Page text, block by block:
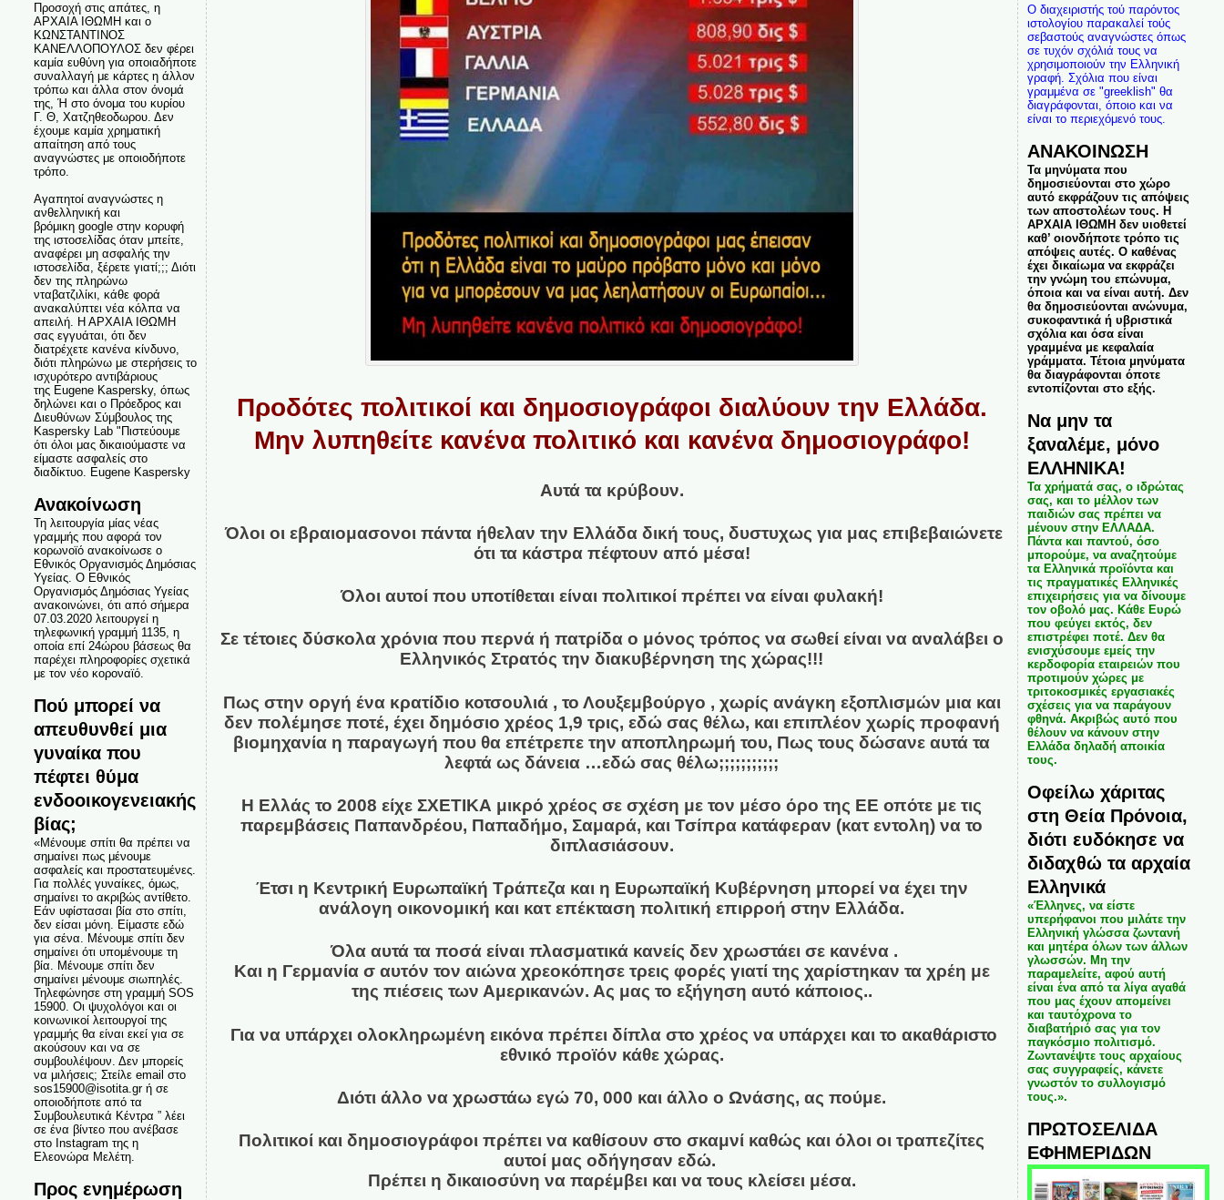
Προσοχή στις απάτες, η
ΑΡΧΑΙΑ ΙΘΩΜΗ και ο
ΚΩΝΣΤΑΝΤΙΝΟΣ
ΚΑΝΕΛΛΟΠΟΥΛΟΣ δεν φέρει
καμία ευθύνη για οποιαδήποτε
συναλλαγή με κάρτες η άλλον
τρόπω και άλλα στον όνομά
της, Ή στο όνομα του κυρίου
Γ. Θ, Χατζηθεοδωρου. Δεν
έχουμε καμία χρηματική
απαίτηση από τους
αναγνώστες με οποιοδήποτε
τρόπο.
Αγαπητοί αναγνώστες η
ανθελληνική και
βρόμικη google στην κορυφή
της ιστοσελίδας όταν μπείτε,
αναφέρει μη ασφαλής την
ιστοσελίδα, ξέρετε γιατί;;; Διότι
δεν της πληρώνω
νταβατζιλίκι, κάθε φορά
ανακαλύπτει νέα κόλπα να
απειλή. Η ΑΡΧΑΙΑ ΙΘΩΜΗ
σας εγγυάται, ότι δεν
διατρέχετε κανένα κίνδυνο,
διότι πληρώνω με στερήσεις το
ισχυρότερο αντιβάριους
της Eugene Kaspersky, όπως
δηλώνει και ο Πρόεδρος και
Διευθύνων Σύμβουλος της
Kaspersky Lab "Πιστεύουμε
ότι όλοι μας δικαιούμαστε να
είμαστε ασφαλείς στο
διαδίκτυο. Eugene Kaspersky
Ανακοίνωση
Τη λειτουργία μίας νέας
γραμμής που αφορά τον
κορωνοϊό ανακοίνωσε ο
Εθνικός Οργανισμός Δημόσιας
Υγείας. Ο Εθνικός
Οργανισμός Δημόσιας Υγείας
ανακοινώνει, ότι από σήμερα
07.03.2020 λειτουργεί η
τηλεφωνική γραμμή 1135, η
οποία επί 24ώρου βάσεως θα
παρέχει πληροφορίες σχετικά
με τον νέο κοροναϊό.
Πού μπορεί να
απευθυνθεί μια
γυναίκα που
πέφτει θύμα
ενδοοικογενειακής
βίας;
«Μένουμε σπίτι θα πρέπει να
σημαίνει πως μένουμε
ασφαλείς και προστατευμένες.
Για πολλές γυναίκες, όμως,
σημαίνει το ακριβώς αντίθετο.
Εάν υφίστασαι βία στο σπίτι,
δεν είσαι μόνη. Είμαστε εδώ
για σένα. Μένουμε σπίτι δεν
σημαίνει ότι υπομένουμε τη
βία. Μένουμε σπίτι δεν
σημαίνει μένουμε σιωπηλές.
Τηλεφώνησε στη γραμμή SOS
15900. Οι ψυχολόγοι και οι
κοινωνικοί λειτουργοί της
γραμμής θα είναι εκεί για σε
ακούσουν και να σε
συμβουλέψουν. Δεν μπορείς
να μιλήσεις; Στείλε email στο
sos15900@isotita.gr ή σε
οποιοδήποτε από τα
Συμβουλευτικά Κέντρα ” λέει
σε ένα βίντεο που ανέβασε
στο Instagram της η
Ελεονώρα Μελέτη.
Προς ενημέρωση
Προδότες πολιτικοί και δημοσιογράφοι διαλύουν την Ελλάδα.
Μην λυπηθείτε κανένα πολιτικό και κανένα δημοσιογράφο!
Αυτά τα κρύβουν.
Όλοι οι εβραιομασονοι πάντα ήθελαν την Ελλάδα δική τους, δυστυχως για μας επιβεβαιώνετε
ότι τα κάστρα πέφτουν από μέσα!
Όλοι αυτοί που υποτίθεται είναι πολιτικοί πρέπει να είναι φυλακή!
Σε τέτοιες δύσκολα χρόνια που περνά ή πατρίδα ο μόνος τρόπος να σωθεί είναι να αναλάβει ο
Ελληνικός Στρατός την διακυβέρνηση της χώρας!!!
Πως στην οργή ένα κρατίδιο κοτσουλιά , το Λουξεμβούργο , χωρίς ανάγκη εξοπλισμών μια και
δεν πολέμησε ποτέ, έχει δημόσιο χρέος 1,9 τρις, εδώ σας θέλω, και επιπλέον χωρίς προφανή
βιομηχανία η παραγωγή που θα επέτρεπε την αποπληρωμή του, Πως τους δώσανε αυτά τα
λεφτά ως δάνεια …εδώ σας θέλω;;;;;;;;;;;
Η Ελλάς το 2008 είχε ΣΧΕΤΙΚΑ μικρό χρέος σε σχέση με τον μέσο όρο της ΕΕ οπότε με τις
παρεμβάσεις Παπανδρέου, Παπαδήμο, Σαμαρά, και Τσίπρα κατάφεραν (κατ εντολη) να το
διπλασιάσουν.
Έτσι η Κεντρική Ευρωπαϊκή Τράπεζα και η Ευρωπαϊκή Κυβέρνηση μπορεί να έχει την
ανάλογη οικονομική και κατ επέκταση πολιτική επιρροή στην Ελλάδα.
Όλα αυτά τα ποσά είναι πλασματικά κανείς δεν χρωστάει σε κανένα .
Και η Γερμανία σ αυτόν τον αιώνα χρεοκόπησε τρεις φορές γιατί της χαρίστηκαν τα χρέη με
της πιέσεις των Αμερικανών. Ας μας το εξήγηση αυτό κάποιος..
Για να υπάρχει ολοκληρωμένη εικόνα πρέπει δίπλα στο χρέος να υπάρχει και το ακαθάριστο
εθνικό προϊόν κάθε χώρας.
Διότι άλλο να χρωστάω εγώ 70, 000 και άλλο ο Ωνάσης, ας πούμε.
Πολιτικοί και δημοσιογράφοι πρέπει να καθίσουν στο σκαμνί καθώς και όλοι οι τραπεζίτες
αυτοί μας οδήγησαν εδώ.
Πρέπει η δικαιοσύνη να παρέμβει και να τους κλείσει μέσα.
Ο διαχειριστής τού παρόντος
ιστολογίου παρακαλεί τούς
σεβαστούς αναγνώστες όπως
σε τυχόν σχόλιά τους να
χρησιμοποιούν την Ελληνική
γραφή. Σχόλια που είναι
γραμμένα σε "greeklish" θα
διαγράφονται, όποιο και να
είναι το περιεχόμενό τους.
ΑΝΑΚΟΙΝΩΣΗ
Τα μηνύματα που
δημοσιεύονται στο χώρο
αυτό εκφράζουν τις απόψεις
των αποστολέων τους. Η
ΑΡΧΑΙΑ ΙΘΩΜΗ δεν υιοθετεί
καθ’ οιονδήποτε τρόπο τις
απόψεις αυτές. Ο καθένας
έχει δικαίωμα να εκφράζει
την γνώμη του επώνυμα,
όποια και να είναι αυτή. Δεν
θα δημοσιεύονται ανώνυμα,
συκοφαντικά ή υβριστικά
σχόλια και όσα είναι
γραμμένα με κεφαλαία
γράμματα. Τέτοια μηνύματα
θα διαγράφονται όποτε
εντοπίζονται στο εξής.
Να μην τα
ξαναλέμε, μόνο
ΕΛΛΗΝΙΚΑ!
Τα χρήματά σας, ο ιδρώτας
σας, και το μέλλον των
παιδιών σας πρέπει να
μένουν στην ΕΛΛΑΔΑ.
Πάντα και παντού, όσο
μπορούμε, να αναζητούμε
τα Ελληνικά προϊόντα και
τις πραγματικές Ελληνικές
επιχειρήσεις για να δίνουμε
τον οβολό μας. Κάθε Ευρώ
που φεύγει εκτός, δεν
επιστρέφει ποτέ. Δεν θα
ενισχύσουμε εμείς την
κερδοφορία εταιρειών που
προτιμούν χώρες με
τριτοκοσμικές εργασιακές
σχέσεις για να παράγουν
φθηνά. Ακριβώς αυτό που
θέλουν να κάνουν στην
Ελλάδα δηλαδή αποικία
τους.
Οφείλω χάριτας
στη Θεία Πρόνοια,
διότι ευδόκησε να
διδαχθώ τα αρχαία
Ελληνικά
«Έλληνες, να είστε
υπερήφανοι που μιλάτε την
Ελληνική γλώσσα ζωντανή
και μητέρα όλων των άλλων
γλωσσών. Μη την
παραμελείτε, αφού αυτή
είναι ένα από τα λίγα αγαθά
που μας έχουν απομείνει
και ταυτόχρονα το
διαβατήριό σας για τον
παγκόσμιο πολιτισμό.
Ζωντανέψτε τους αρχαίους
σας συγγραφείς, κάνετε
γνωστόν το συλλογισμό
τους.».
ΠΡΩΤΟΣΕΛΙΔΑ
ΕΦΗΜΕΡΙΔΩΝ